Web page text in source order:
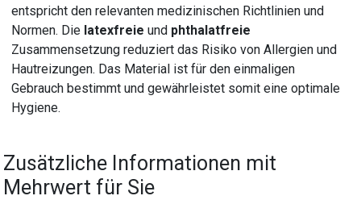
entspricht den relevanten medizinischen Richtlinien und
Normen. Die latexfreie und phthalatfreie
Zusammensetzung reduziert das Risiko von Allergien und
Hautreizungen. Das Material ist für den einmaligen
Gebrauch bestimmt und gewährleistet somit eine optimale
Hygiene.
Zusätzliche Informationen mit
Mehrwert für Sie